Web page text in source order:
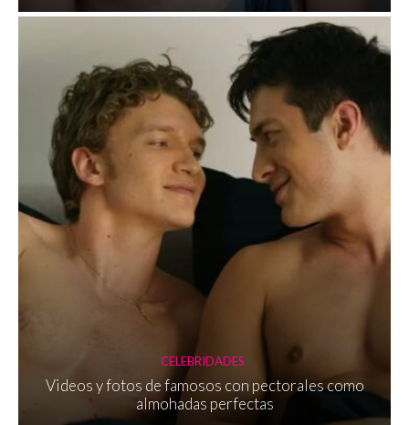
CELEBRIDADES
Videos y fotos de famosos con pectorales como
almohadas perfectas